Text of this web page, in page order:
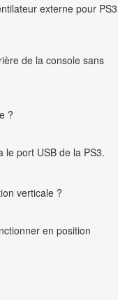
externe pour PS3
de la console sans
?
le port USB de la PS3.
verticale ?
en position